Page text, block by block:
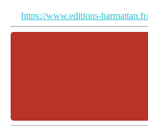
https://www.editions-